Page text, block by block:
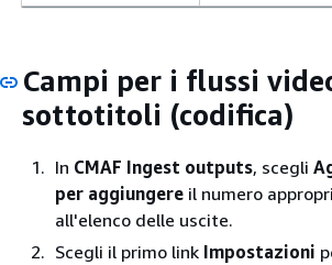
Campi per i flussi
sottotitoli (codifica)
In CMAF Ingest outputs, scegli
per aggiungere il numero
all'elenco delle uscite.
Scegli il primo link Impostazioni